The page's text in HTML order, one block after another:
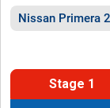
Nissan Primera
Stage 1